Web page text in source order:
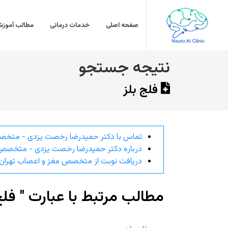
صفحه اصلی خدمات درمانی مطالب
نتیجه جستجو
فلج بلز
تماس با دکتر حمیدرضا رخصت یزدی -
درباره دکتر حمیدرضا رخصت یزدی -
دریافت نوبت از متخصص مغز و اعصاب
مطالب مرتبط با عبارت "